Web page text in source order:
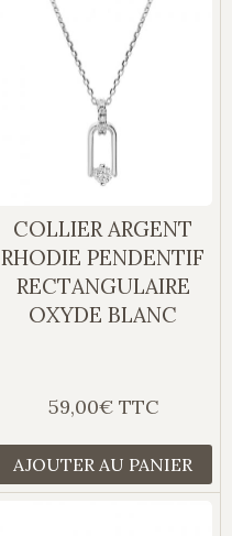
COLLIER ARGENT
RHODIE PENDENTIF
RECTANGULAIRE
OXYDE BLANC
59,00€ TTC
AJOUTER AU PANIER